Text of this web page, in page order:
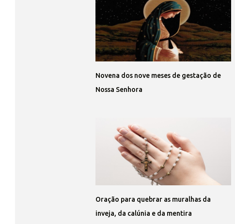
Novena dos nove meses de gestação de
Nossa Senhora
Oração para quebrar as muralhas da
inveja, da calúnia e da mentira